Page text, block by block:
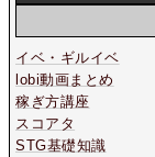
イベ・ギルイベ
lobi動画まとめ
稼ぎ方講座
スコアタ
STG基礎知識